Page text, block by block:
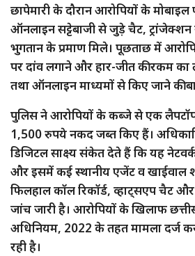
छापेमारी के दौरान आरोपियों के
ऑनलाइन सट्टेबाजी से जुड़े चैट, ट्रांजेक्शन
भुगतान के प्रमाण मिले। पूछताछ में
पर दांव लगाने और हार-जीत की रकम का
तथा ऑनलाइन माध्यमों से किए जाने की
पुलिस ने आरोपियों के कब्जे से एक
1,500 रुपये नकद जब्त किए हैं।
डिजिटल साक्ष्य संकेत देते हैं कि यह
और इसमें कई स्थानीय एजेंट व खाईवाल
फिलहाल कॉल रिकॉर्ड, व्हाट्सएप चैट
जांच जारी है। आरोपियों के खिलाफ
अधिनियम, 2022 के तहत मामला दर्ज कर
रही है।